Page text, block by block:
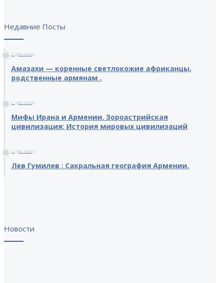
Недавние Посты
2 дня назад
Амазахи — коренные светлокожие африканцы,
родственные армянам .
2 дня назад
Мифы Ирана и Армении. Зороастрийская
цивилизация; История мировых цивилизаций
2 дня назад
Лев Гумилев : Сакральная география Армении.
Новости